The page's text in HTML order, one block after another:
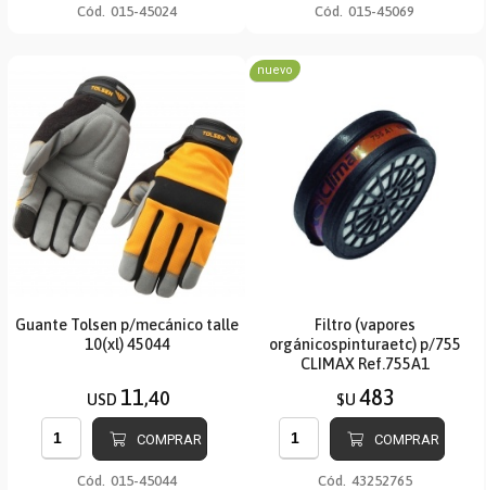
Cód. 015-45024 Cód. 015-45069
Guante Tolsen p/mecánico talle
10(xl) 45044
USD 11,40
COMPRAR
Cód. 015-45044
nuevo
Filtro (vapores
orgánicospinturaetc) p/755
CLIMAX Ref.755A1
$U 483
COMPRAR
Cód. 43252765